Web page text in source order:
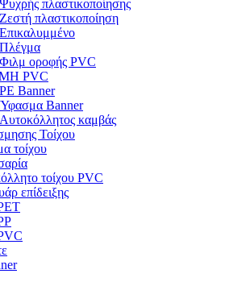
Ψυχρής πλαστικοποίησης
Ζεστή πλαστικοποίηση
Επικαλυμμένο
Πλέγμα
Φιλμ οροφής PVC
PVC
PE Banner
Ύφασμα Banner
Αυτοκόλλητος καμβάς
Τοίχου
τοίχου
τοίχου PVC
επίδειξης